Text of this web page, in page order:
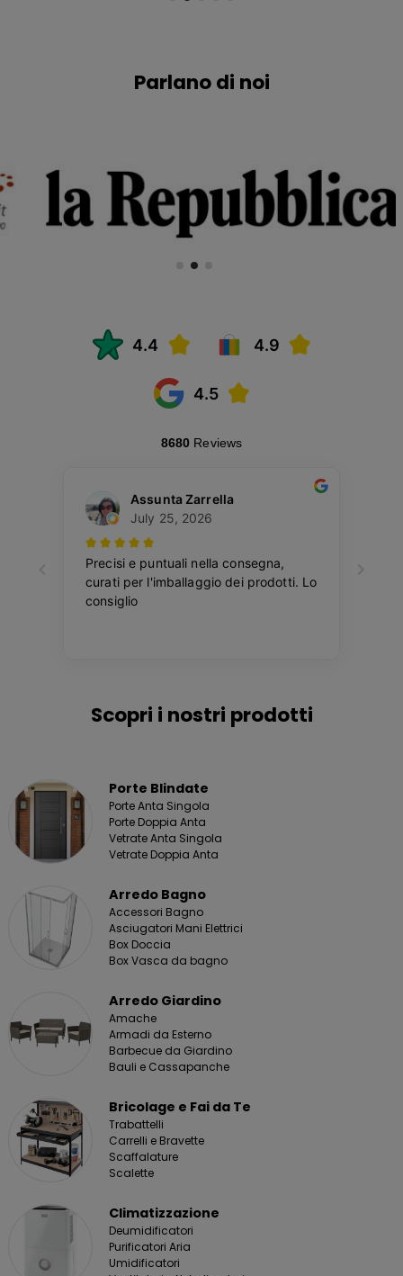
Parlano di noi
Scopri i nostri prodotti
Porte Blindate
Porte Anta Singola
Porte Doppia Anta
Vetrate Anta Singola
Vetrate Doppia Anta
Arredo Bagno
Accessori Bagno
Asciugatori Mani Elettrici
Box Doccia
Box Vasca da bagno
Arredo Giardino
Amache
Armadi da Esterno
Barbecue da Giardino
Bauli e Cassapanche
Bricolage e Fai da Te
Trabattelli
Carrelli e Bravette
Scaffalature
Scalette
Climatizzazione
Deumidificatori
Purificatori Aria
Umidificatori